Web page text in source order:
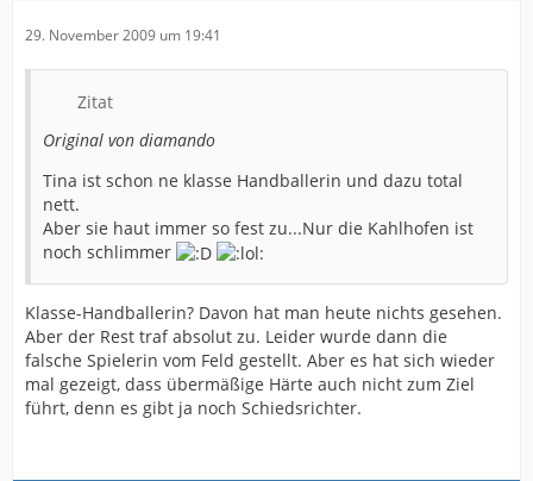
29. November 2009 um 19:41
Zitat
Original von diamando
Tina ist schon ne klasse Handballerin und dazu total
nett.
Aber sie haut immer so fest zu...Nur die Kahlhofen ist
noch schlimmer
Klasse-Handballerin? Davon hat man heute nichts gesehen.
Aber der Rest traf absolut zu. Leider wurde dann die
falsche Spielerin vom Feld gestellt. Aber es hat sich wieder
mal gezeigt, dass übermäßige Härte auch nicht zum Ziel
führt, denn es gibt ja noch Schiedsrichter.